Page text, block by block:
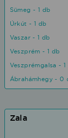
Sümeg - 1 db
Úrkút - 1 db
Vaszar - 1 db
Veszprém - 1 db
Veszprémgalsa - 1
Ábrahámhegy - 0
Zala